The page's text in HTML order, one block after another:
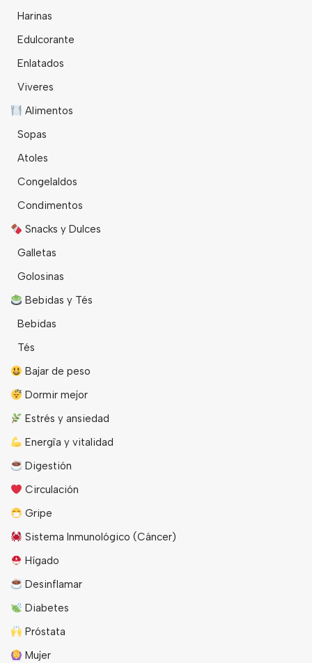
Harinas
Edulcorante
Enlatados
Viveres
Alimentos
Sopas
Atoles
Congelaldos
Condimentos
Snacks y Dulces
Galletas
Golosinas
Bebidas y Tés
Bebidas
Tés
Bajar de peso
Dormir mejor
Estrés y ansiedad
Energîa y vitalidad
Digestión
Circulación
Gripe
Sistema Inmunológico (Cáncer)
Hígado
Desinflamar
Diabetes
Próstata
Mujer